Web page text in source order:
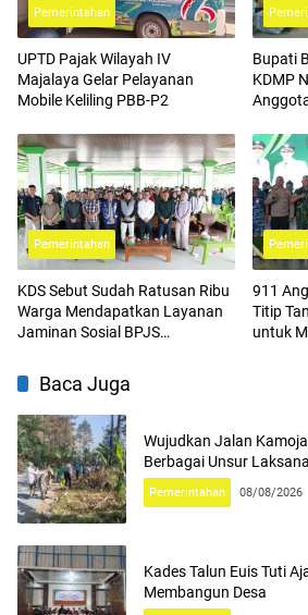
Pemerintahan
UPTD Pajak Wilayah IV
Majalaya Gelar Pelayanan
Mobile Keliling PBB-P2
Bupati
KDMP
Pemerintahan
KDS Sebut Sudah Ratusan Ribu
Warga Mendapatkan Layanan
Jaminan Sosial BPJS
911
Titip
untuk
Baca Juga
Wujudkan Jalan
Berbagai Unsur
Pemerintahan 08/08/2026
Kades Talun Euis Tuti
Membangun Desa